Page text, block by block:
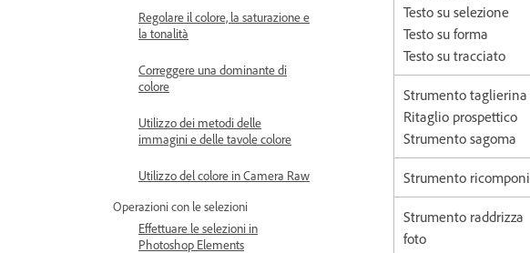
Regolare il colore, la saturazione e
la tonalità
Correggere una dominante di
colore
Utilizzo dei metodi delle
immagini e delle tavole colore
Utilizzo del colore in Camera Raw
Operazioni con le selezioni
Effettuare le selezioni in
Photoshop Elements
Testo su selezione
Testo su forma
Testo su tracciato
Strumento taglierina
Ritaglio prospettico
Strumento sagoma
Strumento ricomponi
Strumento raddrizza
foto